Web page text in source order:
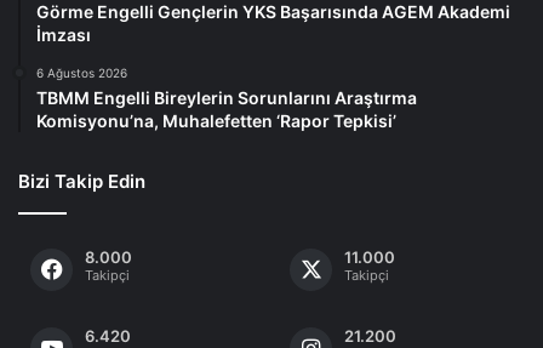
Görme Engelli Gençlerin YKS Başarısında AGEM Akademi
İmzası
6 Ağustos 2026
TBMM Engelli Bireylerin Sorunlarını Araştırma
Komisyonu’na, Muhalefetten ‘Rapor Tepkisi’
Bizi Takip Edin
8.000
Takipçi
11.000
Takipçi
6.420 21.200